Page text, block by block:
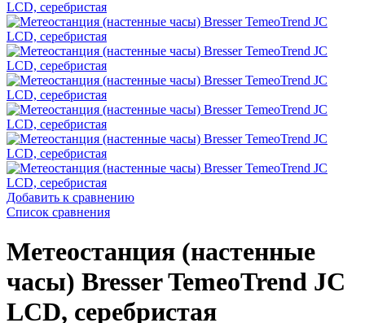
Добавить к сравнению
Список сравнения
Метеостанция (настенные
часы) Bresser TemeoTrend JC
LCD, серебристая